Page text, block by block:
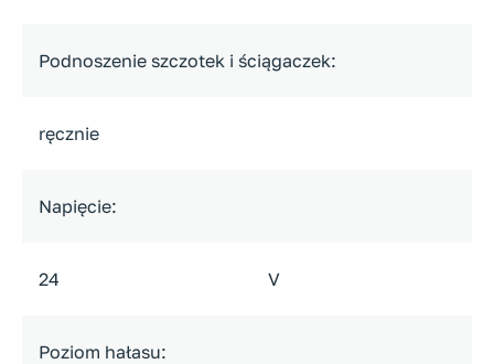
Podnoszenie szczotek i ściągaczek:
ręcznie
Napięcie:
24 V
Poziom hałasu: